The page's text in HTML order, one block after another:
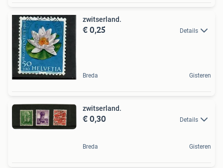
zwitserland.
€ 0,25 Details
Breda Gisteren
zwitserland.
€ 0,30 Details
Breda Gisteren